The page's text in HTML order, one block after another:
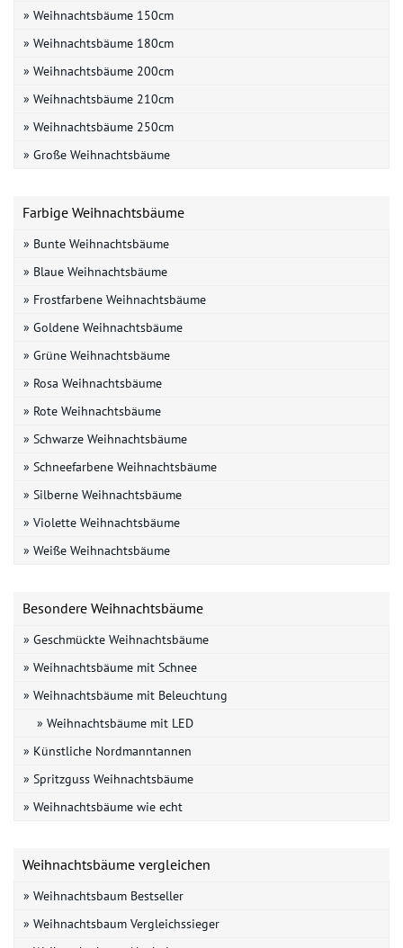
» Weihnachtsbäume 150cm
» Weihnachtsbäume 180cm
» Weihnachtsbäume 200cm
» Weihnachtsbäume 210cm
» Weihnachtsbäume 250cm
» Große Weihnachtsbäume
Farbige Weihnachtsbäume
» Bunte Weihnachtsbäume
» Blaue Weihnachtsbäume
» Frostfarbene Weihnachtsbäume
» Goldene Weihnachtsbäume
» Grüne Weihnachtsbäume
» Rosa Weihnachtsbäume
» Rote Weihnachtsbäume
» Schwarze Weihnachtsbäume
» Schneefarbene Weihnachtsbäume
» Silberne Weihnachtsbäume
» Violette Weihnachtsbäume
» Weiße Weihnachtsbäume
Besondere Weihnachtsbäume
» Geschmückte Weihnachtsbäume
» Weihnachtsbäume mit Schnee
» Weihnachtsbäume mit Beleuchtung
» Weihnachtsbäume mit LED
» Künstliche Nordmanntannen
» Spritzguss Weihnachtsbäume
» Weihnachtsbäume wie echt
Weihnachtsbäume vergleichen
» Weihnachtsbaum Bestseller
» Weihnachtsbaum Vergleichssieger